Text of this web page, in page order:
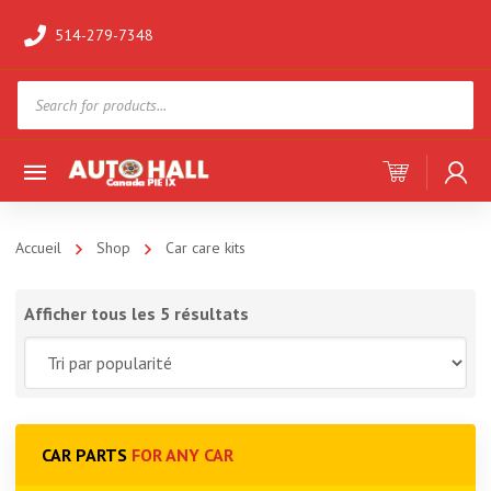
514-279-7348
search
Accueil Shop Car care kits
Afficher tous les 5 résultats
CAR PARTS FOR ANY CAR